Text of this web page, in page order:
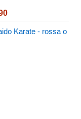
Fascia
prezzo:
Karate - rossa o